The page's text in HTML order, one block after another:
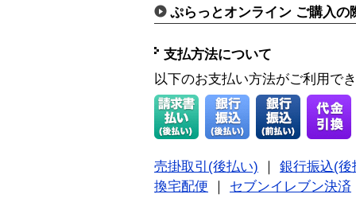
ぷらっとオンライン ご購入の
支払方法について
以下のお支払い方法がご利用で
売掛取引(後払い)
銀行振込(後
換宅配便
セブンイレブン決済